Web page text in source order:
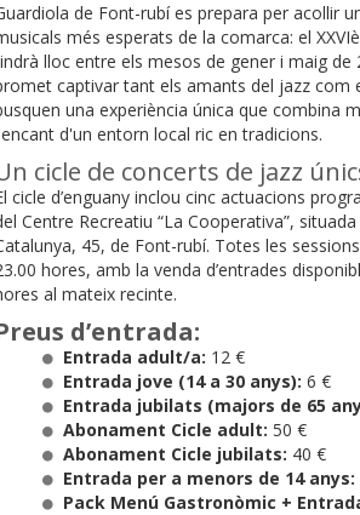
de Font-rubí es prepara per acollir
més esperats de la comarca: el
lloc entre els mesos de gener i maig de
captivar tant els amants del jazz com
una experiència única que combina
d'un entorn local ric en tradicions.
cicle de concerts de jazz
cicle d’enguany inclou cinc actuacions
Centre Recreatiu “La Cooperativa”, situada
45, de Font-rubí. Totes les
hores, amb la venda d’entrades
al mateix recinte.
d’entrada:
Entrada adult/a: 12 €
Entrada jove (14 a 30 anys): 6 €
Entrada jubilats (majors de 65
Abonament Cicle adult: 50 €
Abonament Cicle jubilats: 40 €
Entrada per a menors de 14 anys:
Pack Menú Gastronòmic +